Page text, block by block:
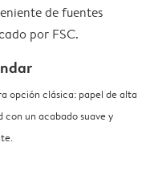
de fuentes
por FSC.
opción clásica: papel de alta
con un acabado suave y